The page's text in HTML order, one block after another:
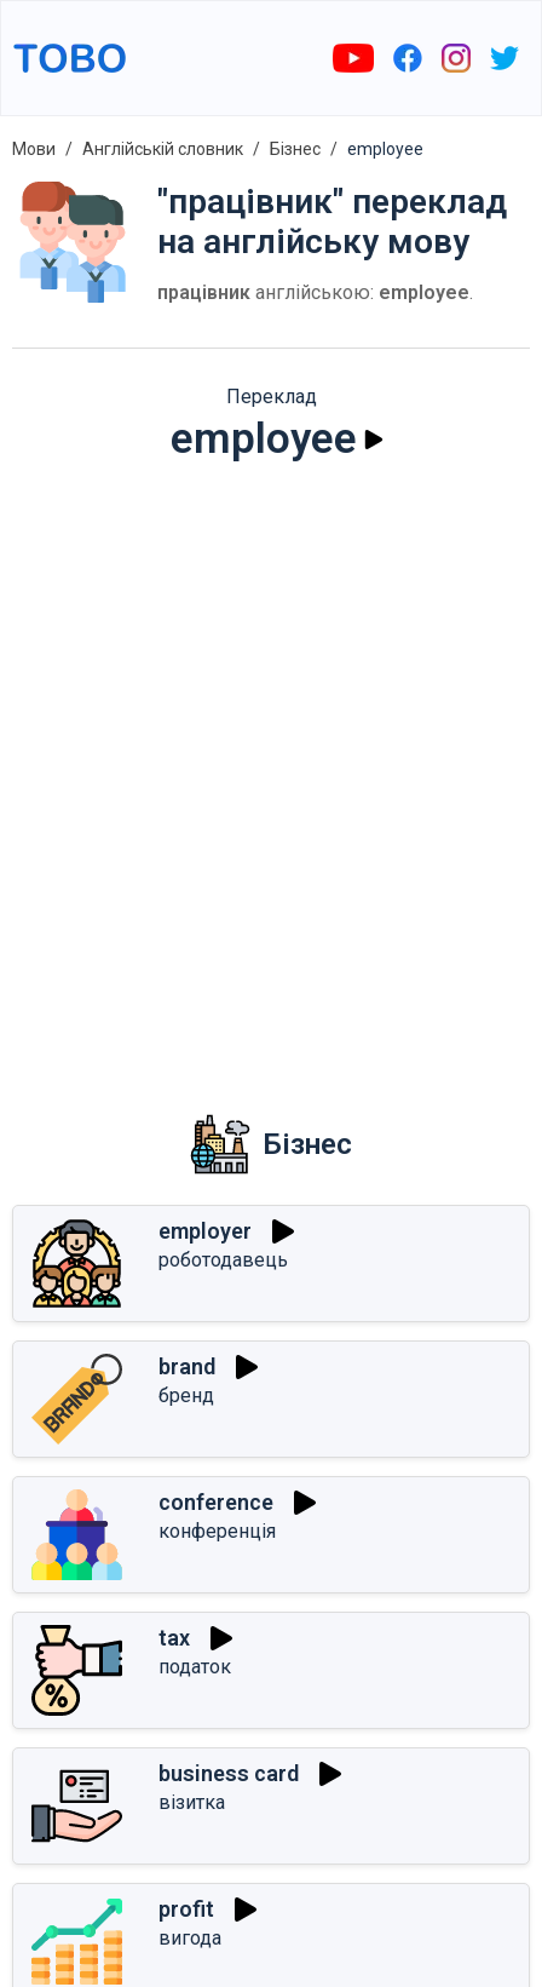
Мови Англійській словник Бізнес employee
"працівник" переклад
на англійську мову
працівник англійською: employee.
Переклад
employee
Бізнес
employer
роботодавець
brand
бренд
conference
конференція
tax
податок
business card
візитка
profit
вигода